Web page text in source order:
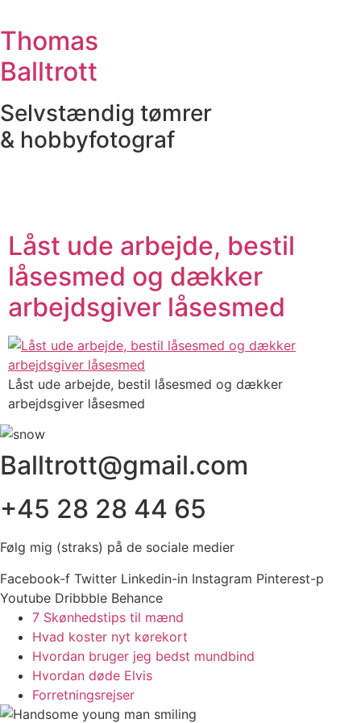
til
indhold
Thomas
Balltrott
Selvstændig tømrer
& hobbyfotograf
Låst ude arbejde, bestil
låsesmed og dækker
arbejdsgiver låsesmed
Låst ude arbejde, bestil låsesmed og dækker
arbejdsgiver låsesmed
Balltrott@gmail.com
+45 28 28 44 65
Følg mig (straks) på de sociale medier
Facebook-f Twitter Linkedin-in Instagram Pinterest-p
Youtube Dribbble Behance
7 Skønhedstips til mænd
Hvad koster nyt kørekort
Hvordan bruger jeg bedst mundbind
Hvordan døde Elvis
Forretningsrejser